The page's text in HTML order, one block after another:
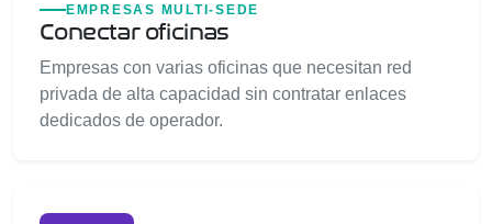
EMPRESAS MULTI-SEDE
Conectar oficinas
Empresas con varias oficinas que necesitan red
privada de alta capacidad sin contratar enlaces
dedicados de operador.